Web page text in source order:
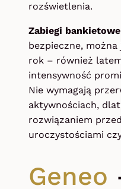
rozświetlenia.
Zabiegi bankietowe
bezpieczne, można
rok – również
intensywność
Nie wymagają
aktywnościach,
rozwiązaniem
uroczystościami
Geneo